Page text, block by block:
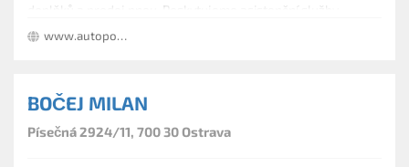
doplňků a prodej pneu. Poskytujeme asistenční služby,
náhradní vozy, kompletní klempířské a lakýrnické práce.
www.autoport.cz
BOČEJ MILAN
Písečná 2924/11, 700 30 Ostrava